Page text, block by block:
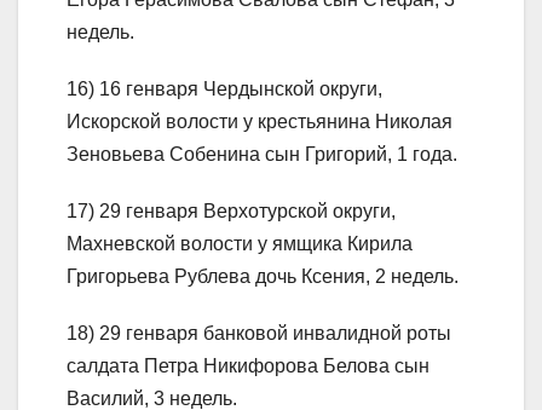
недель.
16) 16 генваря Чердынской округи,
Искорской волости у крестьянина Николая
Зеновьева Собенина сын Григорий, 1 года.
17) 29 генваря Верхотурской округи,
Махневской волости у ямщика Кирила
Григорьева Рублева дочь Ксения, 2 недель.
18) 29 генваря банковой инвалидной роты
салдата Петра Никифорова Белова сын
Василий, 3 недель.